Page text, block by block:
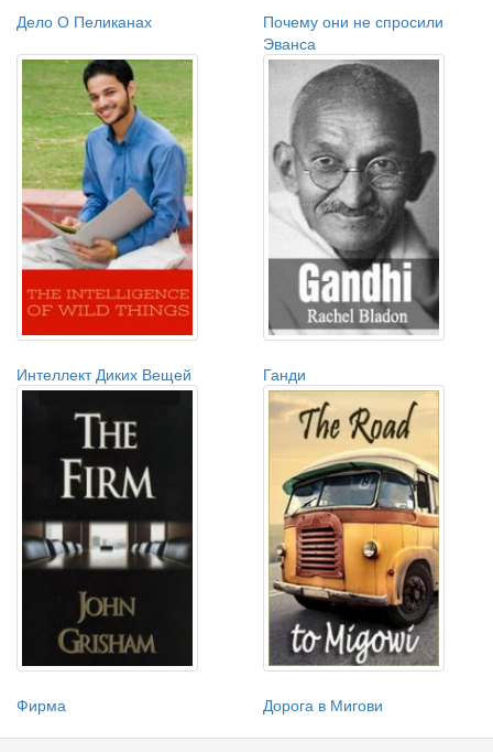
Дело О Пеликанах
Почему они не спросили
Эванса
Интеллект Диких Вещей Ганди
Фирма Дорога в Мигови